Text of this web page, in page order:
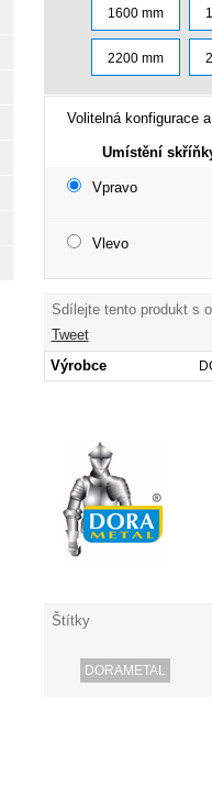
1600 mm
2200 mm
Volitelná konfigurace
Umístění
Vpravo
Vlevo
Sdílejte tento produkt s
Tweet
Výrobce
Štítky
DORAMETAL